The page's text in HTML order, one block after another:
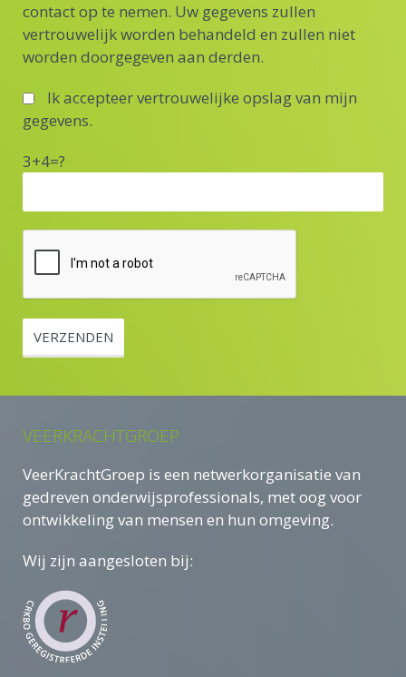
contact op te nemen. Uw gegevens zullen
vertrouwelijk worden behandeld en zullen niet
worden doorgegeven aan derden.
Ik accepteer vertrouwelijke opslag van mijn
gegevens.
3+4=?
VEERKRACHTGROEP
VeerKrachtGroep is een netwerkorganisatie van
gedreven onderwijsprofessionals, met oog voor
ontwikkeling van mensen en hun omgeving.
Wij zijn aangesloten bij: